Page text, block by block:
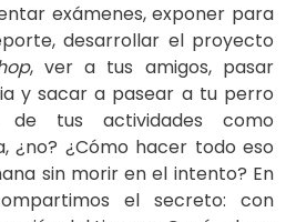
exámenes, exponer para
desarrollar el proyecto
, ver a tus amigos, pasar
y sacar a pasear a tu perro
de tus actividades como
¿no? ¿Cómo hacer todo eso
sin morir en el intento? En
el secreto: con